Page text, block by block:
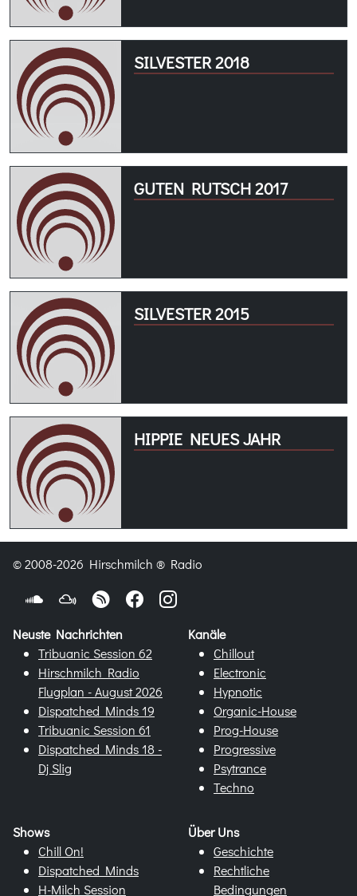
SILVESTER 2018
GUTEN RUTSCH 2017
SILVESTER 2015
HIPPIE NEUES JAHR
© 2008-2026 Hirschmilch ® Radio
Neuste Nachrichten
Tribuanic Session 62
Hirschmilch Radio
Flugplan - August 2026
Dispatched Minds 19
Tribuanic Session 61
Dispatched Minds 18 -
Dj Slig
Kanäle
Chillout
Electronic
Hypnotic
Organic-House
Prog-House
Progressive
Psytrance
Techno
Shows
Chill On!
Dispatched Minds
H-Milch Session
Über Uns
Geschichte
Rechtliche
Bedingungen